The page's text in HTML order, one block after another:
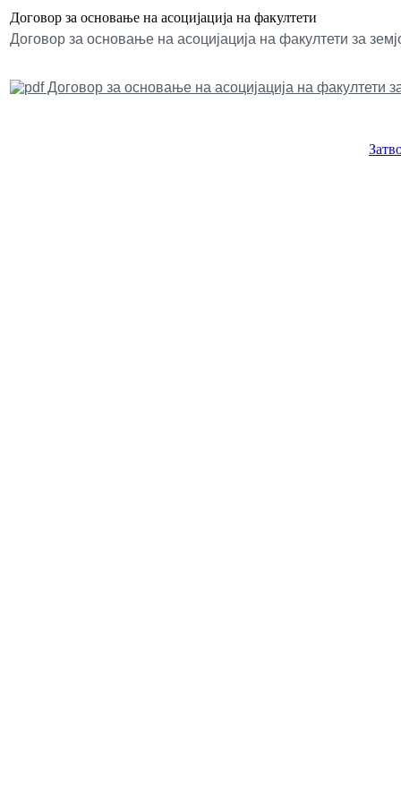
Договор за основање на асоцијација на факултети
Договор за основање на асоцијација на факултети за
Договор за основање на асоцијација на факултети